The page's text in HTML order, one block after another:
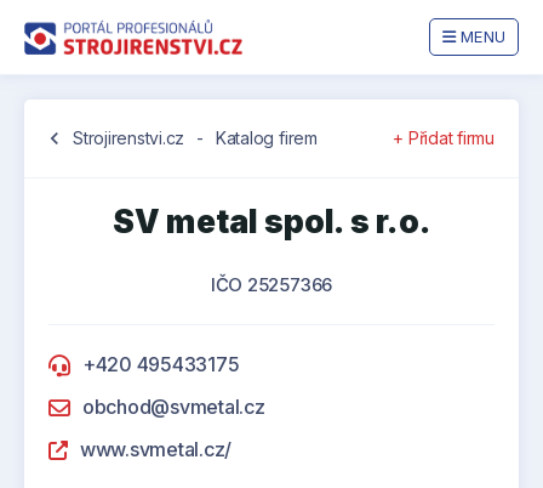
MENU
chevron_left Strojirenstvi.cz - Katalog firem + Přidat firmu
SV metal spol. s r.o.
IČO 25257366
+420 495433175
obchod@svmetal.cz
www.svmetal.cz/